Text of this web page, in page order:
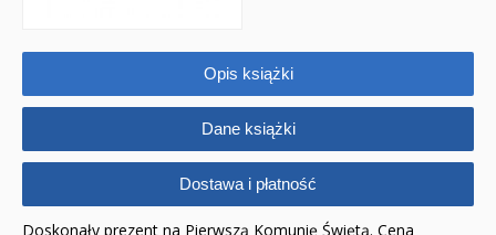
Opis książki
Dane książki
Dostawa i płatność
Doskonały prezent na Pierwszą Komunię Świętą. Cena